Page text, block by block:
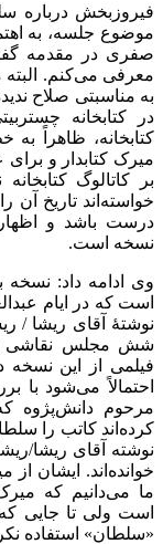
فیروزبخش درباره
موضوع جلسه، به
صفری در مقدمه
معرفی می‌کنم.
به مناسبتی صلاح
در کتابخانه
کتابخانه، ظاهراً
میرک کتابدار و
درست باشد و
نسخه است.
وی ادامه داد:
نوشتۀ آقای ریشا /
شش مجلس نقاشی به
فیلمی از این نسخه
احتمالاً می‌شود با
مرحوم دانش‌پژوه
کرده‌اند کاتب را
خوانده‌اند. ایشان از
ما می‌دانیم که میرک
است ولی تا جایی
«سلطان» استفاده